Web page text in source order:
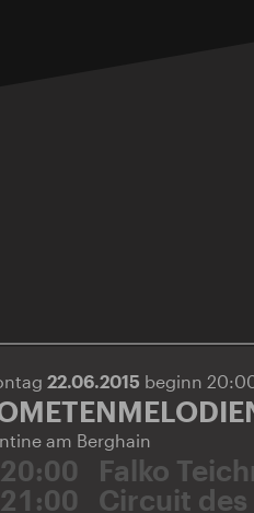
22.06.2015 beginn
am Berghain
20:00 Falko
21:00 Circuit des